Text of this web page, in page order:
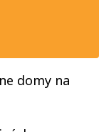
domy na